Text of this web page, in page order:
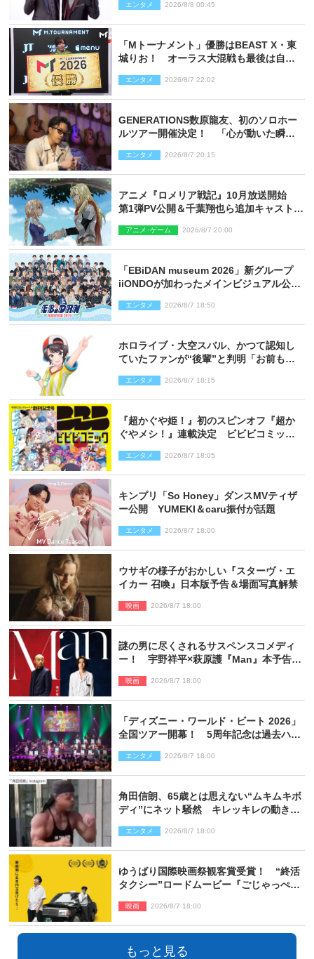
エンタメ 2026/8/8 00:45
「Mトーナメント」優勝はBEAST X・東
城りお！ オーラス大混戦も最後は自ら
エンタメ 2026/8/7 22:02
GENERATIONS数原龍友、初のソロホー
ルツアー開催決定！ 「心が動いた瞬間
エンタメ 2026/8/7 20:15
アニメ『ロメリア戦記』10月放送開始
第1弾PV公開＆千葉翔也ら追加キャスト4
アニメ･ゲーム 2026/8/7 20:00
「EBiDAN museum 2026」新グループ
iiONDOが加わったメインビジュアル公
エンタメ 2026/8/7 18:50
ホロライブ・大空スバル、かつて認知し
ていたファンが“後輩”と判明「お前もし
エンタメ 2026/8/7 18:15
『超かぐや姫！』初のスピンオフ『超か
ぐやメシ！』連載決定 ビビビコミック
エンタメ 2026/8/7 18:05
キンプリ「So Honey」ダンスMVティザ
ー公開 YUMEKI＆caru振付が話題
エンタメ 2026/8/7 18:00
ウサギの様子がおかしい『スターヴ・エ
イカー 召喚』日本版予告＆場面写真解禁
映画 2026/8/7 18:00
謎の男に尽くされるサスペンスコメディ
ー！ 宇野祥平×萩原護『Man』本予告＆
映画 2026/8/7 18:00
「ディズニー・ワールド・ビート 2026」
全国ツアー開幕！ 5周年記念は過去ハイ
ポート】
エンタメ 2026/8/7 18:00
角田信朗、65歳とは思えない“ムキムキボ
ディ”にネット騒然 キレッキレの動きを
エンタメ 2026/8/7 18:00
ゆうばり国際映画祭観客賞受賞！ “終活
タクシー”ロードムービー『ごじゃっぺタ
映画 2026/8/7 18:00
もっと見る